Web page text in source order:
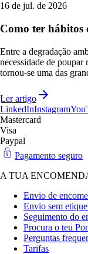
16 de jul. de 2026
Como ter hábitos
Entre a degradação
necessidade de poupar
tornou-se uma das
Ler artigo
LinkedInInstagram
Mastercard
Visa
Paypal
Pagamento seguro
A TUA
Envio de
Envio sem
Seguimento do
Procura o teu
Perguntas
Tarifas